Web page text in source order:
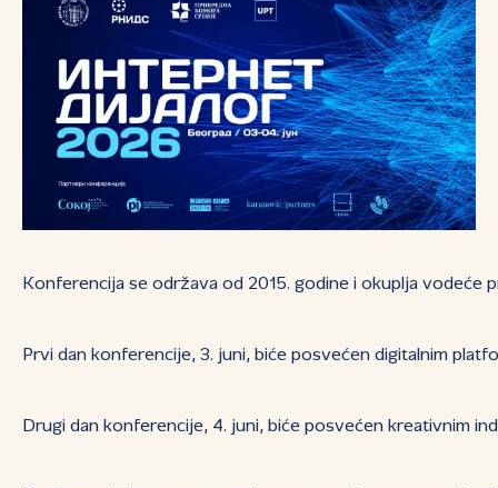
Konferencija se održava od 2015. godine i okuplja
Prvi dan konferencije, 3. juni, biće posvećen digitalnim
Drugi dan konferencije, 4. juni, biće posvećen kreativnim